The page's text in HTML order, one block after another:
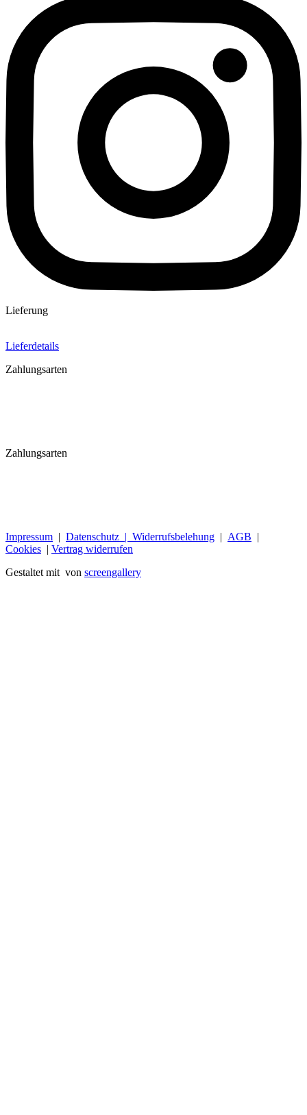
Lieferung
Lieferdetails
Zahlungsarten
Zahlungsarten
Impressum | Datenschutz | Widerrufsbelehung | AGB |
Cookies | Vertrag widerrufen
Gestaltet mit von screengallery